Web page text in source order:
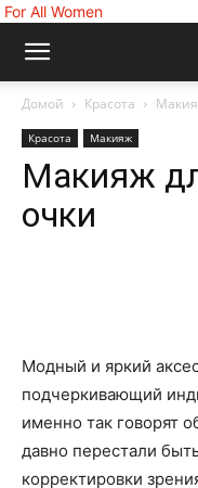
For All Women
Домой Красота
Красота Макияж
Макияж
очки
Модный и яркий
подчеркивающий
именно так говорят
давно перестали
корректировки